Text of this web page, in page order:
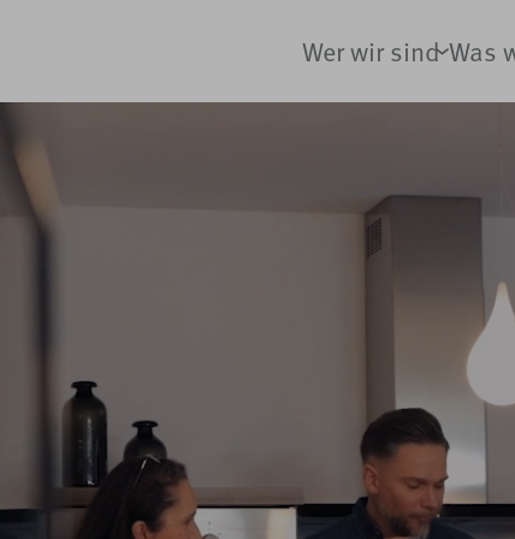
Wer wir sind>Was